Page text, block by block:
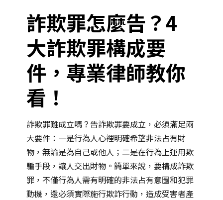
詐欺罪怎麼告？4
大詐欺罪構成要
件，專業律師教你
看！
詐欺罪難成立嗎？告詐欺罪要成立，必須滿足兩
大要件：一是行為人心裡明確希望非法占有財
物，無論是為自己或他人；二是在行為上運用欺
騙手段，讓人交出財物。簡單來說，要構成詐欺
罪，不僅行為人需有明確的非法占有意圖和犯罪
動機，還必須實際施行欺詐行動，造成受害者產